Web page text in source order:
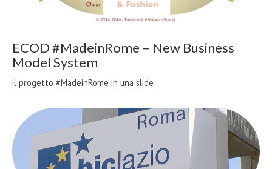
ECOD #MadeinRome – New Business
Model System
il progetto #MadeinRome in una slide